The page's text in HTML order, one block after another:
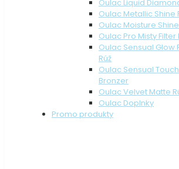
Oulac Liquid
Oulac Metallic Shine
Oulac Moisture
Oulac Pro Misty
Oulac Sensual Glow
Rúž
Oulac Sensual
Bronzer
Oulac Velvet Matte
Oulac Doplnky
Promo produkty